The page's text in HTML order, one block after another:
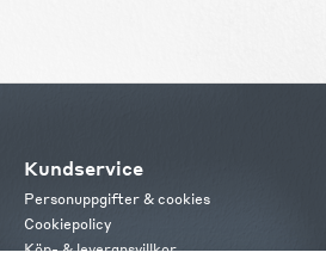
Kundservice
Personuppgifter & cookies
Cookiepolicy
Köp- & leveransvillkor